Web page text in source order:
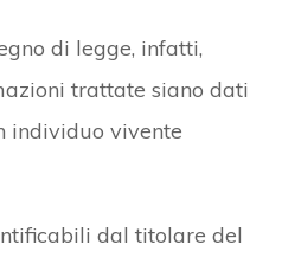
di legge, infatti,
trattate siano dati
individuo vivente
dal titolare del